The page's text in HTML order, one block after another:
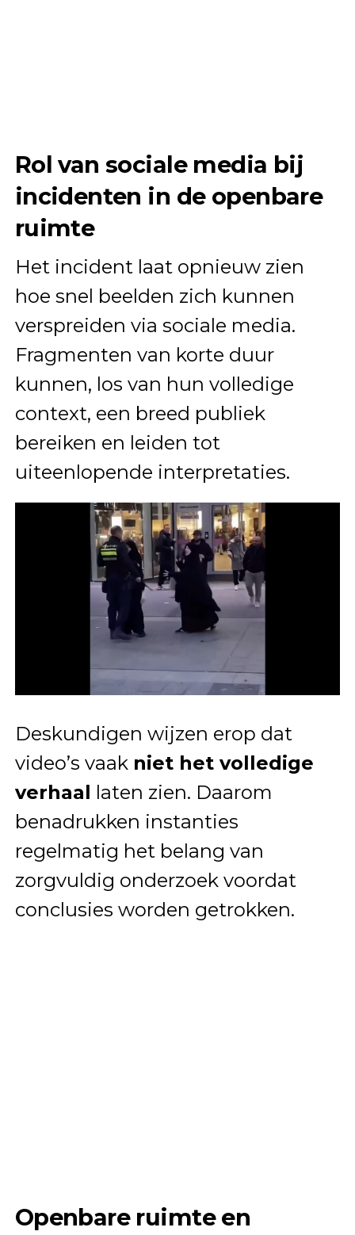
Rol van sociale media bij
incidenten in de openbare
ruimte
Het incident laat opnieuw zien
hoe snel beelden zich kunnen
verspreiden via sociale media.
Fragmenten van korte duur
kunnen, los van hun volledige
context, een breed publiek
bereiken en leiden tot
uiteenlopende interpretaties.
Deskundigen wijzen erop dat
video’s vaak niet het volledige
verhaal laten zien. Daarom
benadrukken instanties
regelmatig het belang van
zorgvuldig onderzoek voordat
conclusies worden getrokken.
Openbare ruimte en